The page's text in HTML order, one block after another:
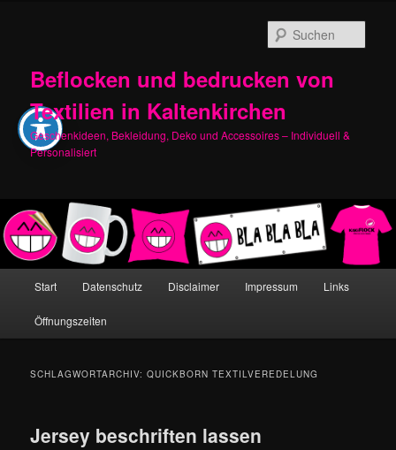
Beflocken und bedrucken von
Textilien in Kaltenkirchen
Geschenkideen, Bekleidung, Deko und Accessoires – Individuell &
Personalisiert
Start Datenschutz Disclaimer Impressum Links
Öffnungszeiten
SCHLAGWORTARCHIV:QUICKBORN TEXTILVEREDELUNG
Jersey beschriften lassen